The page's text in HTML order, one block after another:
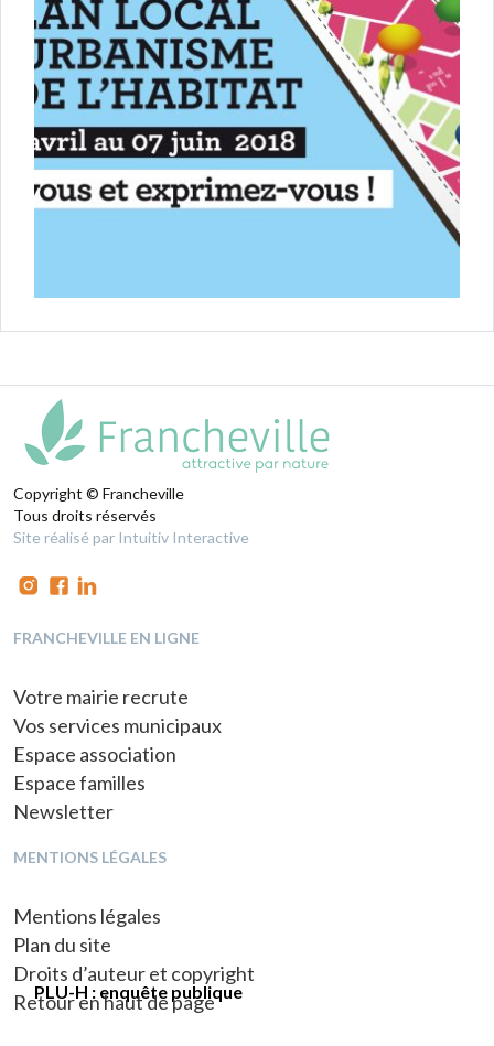
Commémoration de la victoire du 8
mai 1945
Réunion de quartier au Bourg
Réunion de quartier au Châter
Réunion de quartier à Bel Air
Nouveaux arrivants
PLU-H : enquête publique
Copyright © Francheville
Tous droits réservés
Site réalisé par Intuitiv Interactive
FRANCHEVILLE EN LIGNE
Votre mairie recrute
Vos services municipaux
Espace association
Espace familles
Newsletter
MENTIONS LÉGALES
Mentions légales
Plan du site
Droits d’auteur et copyright
Retour en haut de page